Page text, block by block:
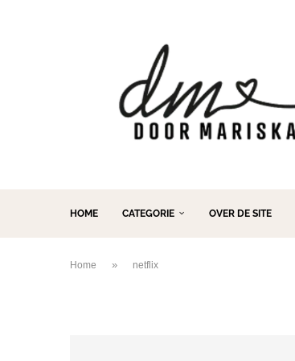
HOME CATEGORIE OVER DE SITE
Home » netflix